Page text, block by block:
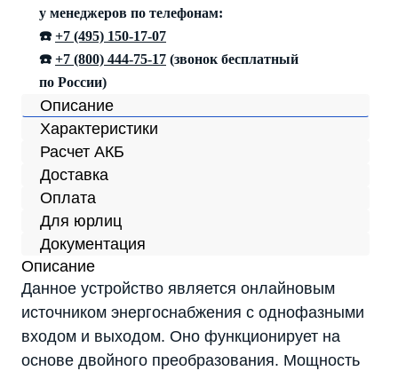
у менеджеров по телефонам:
☎️ +7 (495) 150-17-07
☎️ +7 (800) 444-75-17 (звонок бесплатный
по России)
Описание
Характеристики
Расчет АКБ
Доставка
Оплата
Для юрлиц
Документация
Описание
Данное устройство является онлайновым
источником энергоснабжения с однофазными
входом и выходом. Оно функционирует на
основе двойного преобразования. Мощность